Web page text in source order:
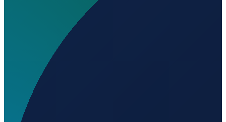
Wo liegt Erzin Heliport?